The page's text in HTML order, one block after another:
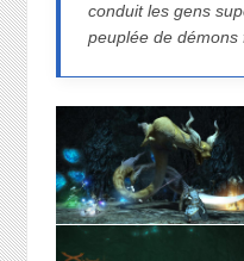
conduit les gens
peuplée de démons